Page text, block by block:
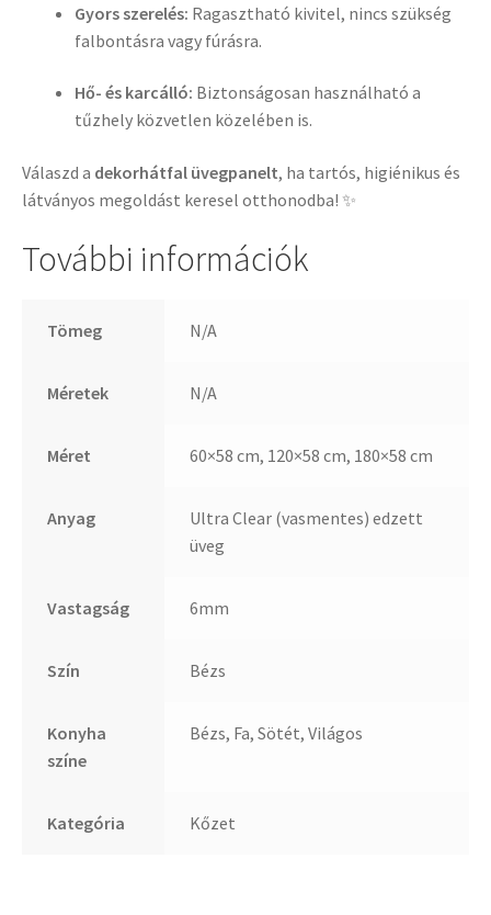
Gyors szerelés: Ragasztható kivitel, nincs szükség
falbontásra vagy fúrásra.
Hő- és karcálló: Biztonságosan használható a
tűzhely közvetlen közelében is.
Válaszd a dekorhátfal üvegpanelt, ha tartós, higiénikus és
látványos megoldást keresel otthonodba! ✨
További információk
Tömeg N/A
Méretek N/A
Méret 60×58 cm, 120×58 cm, 180×58 cm
Anyag
Ultra Clear (vasmentes) edzett
üveg
Vastagság 6mm
Szín Bézs
Konyha
színe
Bézs, Fa, Sötét, Világos
Kategória Kőzet